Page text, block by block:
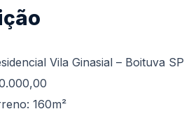
Vila Ginasial – Boituva SP
160m²